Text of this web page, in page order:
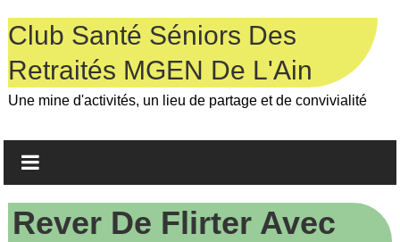
to
content
Club Santé Séniors Des
Retraités MGEN De L'Ain
Une mine d'activités, un lieu de partage et de convivialité
Rever De Flirter Avec